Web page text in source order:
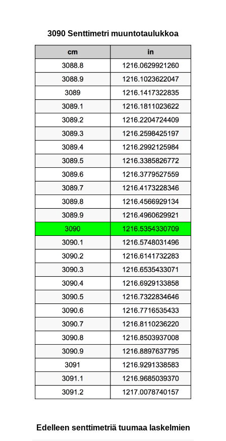
3090 Senttimetri muuntotaulukkoa
Edelleen senttimetriä tuumaa laskelmien